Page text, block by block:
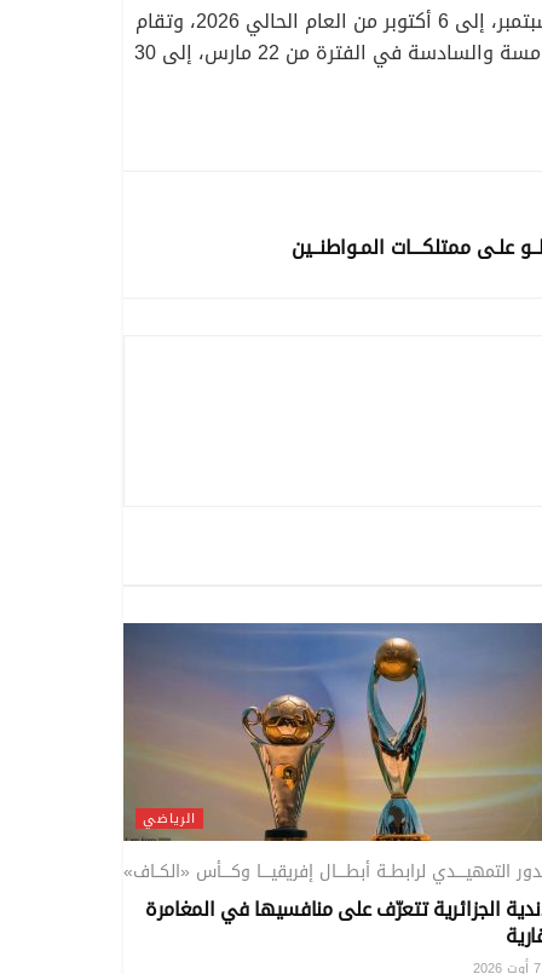
وأعلنت الكاف المواعيد الخاصة بمباريات التصفيات، إذ من المنتظر أن تقام الجولتان الأولى والثانية في الفترة من 21 سبتمبر، إلى 6 أكتوبر من العام الحالي 2026، وتقام
الجولتان الثالثة والرابعة في الفترة من 9 نوفمبر، إلى السابع عشر من نفس الشهر عام 2026، بينما تقام الجولتان الخامسة والسادسة في الفترة من 22 مارس، إلى 30
علـى ممتلكـــات المـواطنــين
الرياضي
التمهيــــدي لرابطــة أبطــــال إفريقيــــا وكــــأس «الكــاف»
الجزائرية تتعرّف على منافسيها في المغامرة